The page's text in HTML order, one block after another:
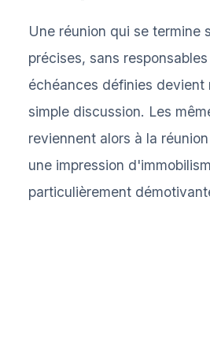
Une réunion qui se termine
précises, sans
échéances définies devient
simple discussion. Les
reviennent alors à la
une impression
particulièrement